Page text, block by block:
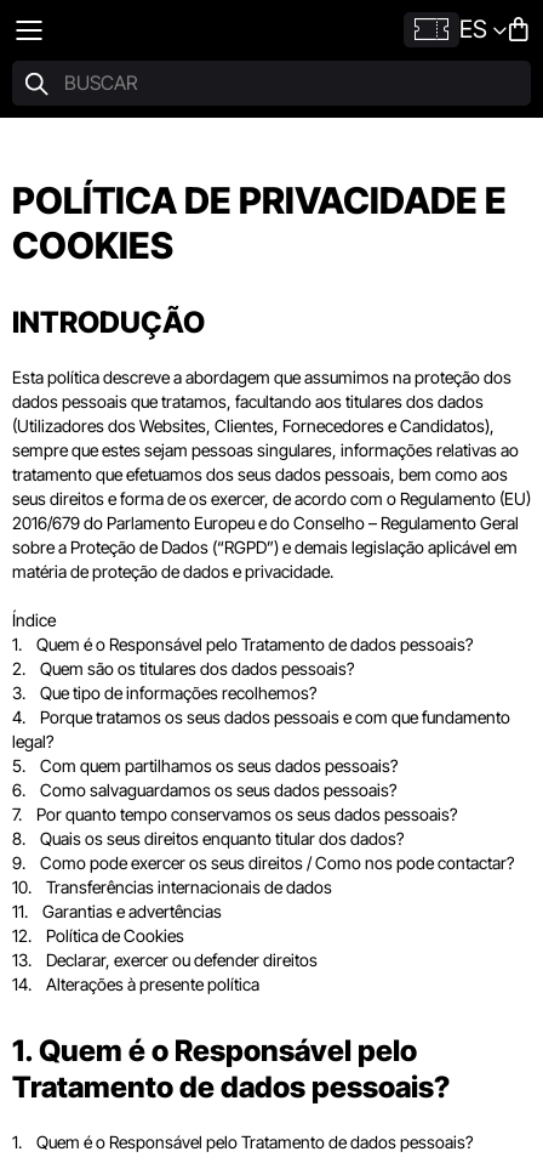
ES
POLÍTICA DE PRIVACIDADE E
COOKIES
INTRODUÇÃO
Esta política descreve a abordagem que assumimos na proteção dos
dados pessoais que tratamos, facultando aos titulares dos dados
(Utilizadores dos Websites, Clientes, Fornecedores e Candidatos),
sempre que estes sejam pessoas singulares, informações relativas ao
tratamento que efetuamos dos seus dados pessoais, bem como aos
seus direitos e forma de os exercer, de acordo com o Regulamento (EU)
2016/679 do Parlamento Europeu e do Conselho – Regulamento Geral
sobre a Proteção de Dados (“RGPD”) e demais legislação aplicável em
matéria de proteção de dados e privacidade.
Índice
1. Quem é o Responsável pelo Tratamento de dados pessoais?
2. Quem são os titulares dos dados pessoais?
3. Que tipo de informações recolhemos?
4. Porque tratamos os seus dados pessoais e com que fundamento
legal?
5. Com quem partilhamos os seus dados pessoais?
6. Como salvaguardamos os seus dados pessoais?
7. Por quanto tempo conservamos os seus dados pessoais?
8. Quais os seus direitos enquanto titular dos dados?
9. Como pode exercer os seus direitos / Como nos pode contactar?
10. Transferências internacionais de dados
11. Garantias e advertências
12. Política de Cookies
13. Declarar, exercer ou defender direitos
14. Alterações à presente política
1. Quem é o Responsável pelo
Tratamento de dados pessoais?
1. Quem é o Responsável pelo Tratamento de dados pessoais?